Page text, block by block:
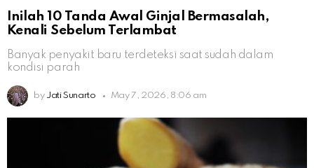
Inilah 10 Tanda Awal Ginjal Bermasalah,
Kenali Sebelum Terlambat
Banyak penyakit baru terdeteksi saat sudah dalam
kondisi parah
by Jati Sunarto May 7, 2026, 8:06 am